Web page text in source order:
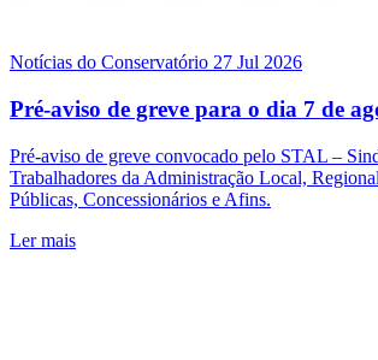
Notícias do Conservatório 27 Jul 2026
Pré-aviso de greve para o dia 7 de
Pré-aviso de greve convocado pelo STAL –
Trabalhadores da Administração Local,
Públicas, Concessionários e Afins.
Ler mais